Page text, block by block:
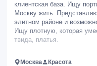
клиентская база. Ищу
Москву жить.
элитном районе и
Ищу плотную, которая
твида, платья.
Москва Красота